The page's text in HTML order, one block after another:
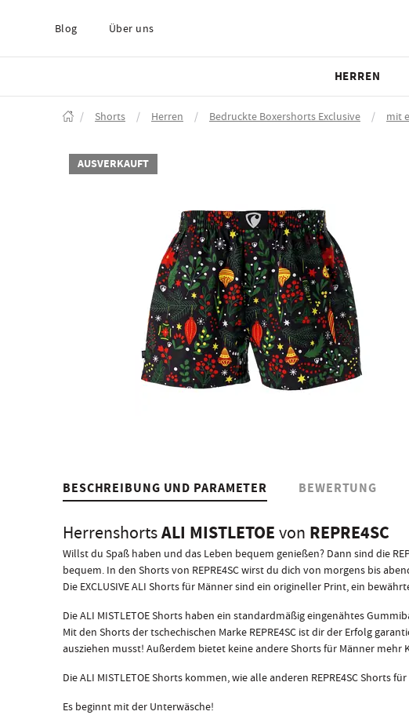
Blog Über uns
HERREN
/ Shorts / Herren / Bedruckte Boxershorts Exclusive / mit
AUSVERKAUFT
BESCHREIBUNG UND PARAMETER BEWERTUNG
HerrenshortsALI MISTLETOE von REPRE4SC
Willst du Spaß haben und das Leben bequem genießen? Dann sind die
bequem. In den Shorts von REPRE4SC wirst du dich von morgens bis
Die EXCLUSIVE ALI Shorts für Männer sind ein origineller Print, ein
Die ALI MISTLETOE Shorts haben ein standardmäßig eingenähtes
Mit den Shorts der tschechischen Marke REPRE4SC ist dir der Erfolg
ausziehen musst! Außerdem bietet keine andere Shorts für Männer
Die ALI MISTLETOE Shorts kommen, wie alle anderen REPRE4SC Shorts
Es beginnt mit der Unterwäsche!